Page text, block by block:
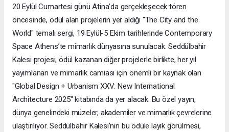
20 Eylül Cumartesi günü Atina’da gerçekleşecek tören
öncesinde, ödül alan projelerin yer aldığı "The City and the
World" temalı sergi, 19 Eylül-5 Ekim tarihlerinde Contemporary
Space Athens’te mimarlık dünyasına sunulacak. Seddülbahir
Kalesi projesi, ödül kazanan diğer projelerle birlikte, her yıl
yayımlanan ve mimarlık camiası için önemli bir kaynak olan
"Global Design + Urbanism XXV: New International
Architecture 2025" kitabında da yer alacak. Bu özel yayın,
dünya genelindeki müzeler, akademiler ve mimarlık çevrelerine
ulaştırılıyor. Seddülbahir Kalesi’nin bu ödüle layık görülmesi,